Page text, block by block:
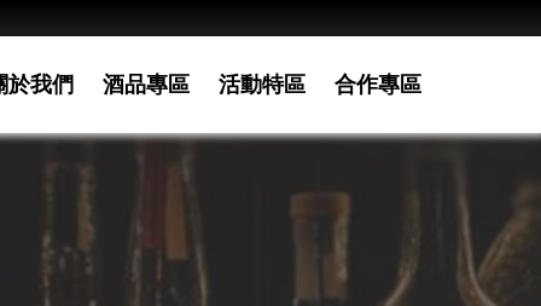
於我們 酒品專區 活動特區 合作專區